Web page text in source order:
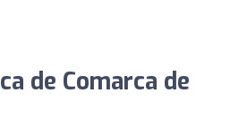
de Comarca de